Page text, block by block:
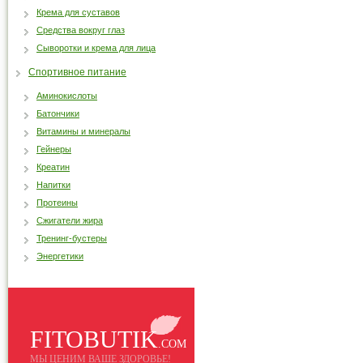
Крема для суставов
Средства вокруг глаз
Сыворотки и крема для лица
Спортивное питание
Аминокислоты
Батончики
Витамины и минералы
Гейнеры
Креатин
Напитки
Протеины
Сжигатели жира
Тренинг-бустеры
Энергетики
FITOBUTIK.COM
МЫ ЦЕНИМ ВАШЕ ЗДОРОВЬЕ!